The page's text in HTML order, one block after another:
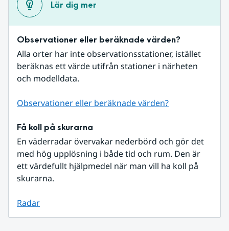
Lär dig mer
Observationer eller beräknade värden?
Alla orter har inte observationsstationer, istället
beräknas ett värde utifrån stationer i närheten
och modelldata.
Observationer eller beräknade värden?
Få koll på skurarna
En väderradar övervakar nederbörd och gör det
med hög upplösning i både tid och rum. Den är
ett värdefullt hjälpmedel när man vill ha koll på
skurarna.
Radar